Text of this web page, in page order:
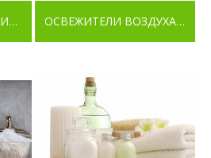
ЧИСТЯЩИЕ и МОЮЩИЕ СРЕДСТВА для ДОМА ОСВЕЖИТЕЛИ ВОЗДУХА и ПОГЛОТИТЕЛИ НЕПРИЯТНЫХ ЗАПАХОВ